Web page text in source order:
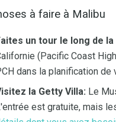
à faire à Malibu
un tour le long de
(Pacific Coast
dans la planification de
la Getty Villa: Le
est gratuite, mais